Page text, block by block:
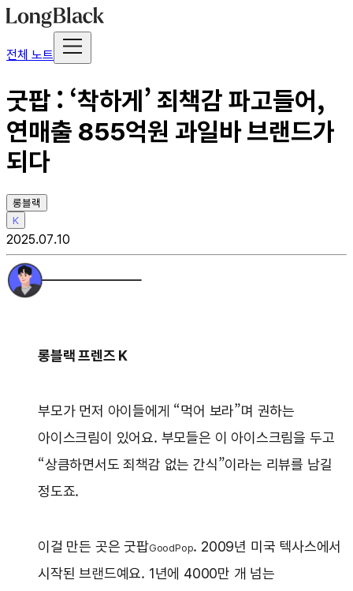
전체 노트
굿팝 : ‘착하게’ 죄책감 파고들어,
연매출 855억원 과일바 브랜드가
되다
롱블랙
K
2025.07.10
롱블랙 프렌즈 K
부모가 먼저 아이들에게 “먹어 보라”며 권하는
아이스크림이 있어요. 부모들은 이 아이스크림을 두고
“상큼하면서도 죄책감 없는 간식”이라는 리뷰를 남길
정도죠.
이걸 만든 곳은 굿팝GoodPop. 2009년 미국 텍사스에서
시작된 브랜드예요. 1년에 4000만 개 넘는